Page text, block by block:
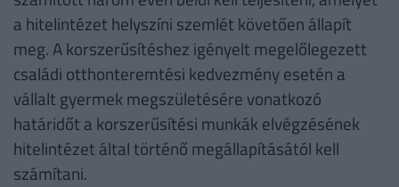
a hitelintézet helyszíni szemlét követően állapít
meg. A korszerűsítéshez igényelt megelőlegezett
családi otthonteremtési kedvezmény esetén a
vállalt gyermek megszületésére vonatkozó
határidőt a korszerűsítési munkák elvégzésének
hitelintézet által történő megállapításától kell
számítani.